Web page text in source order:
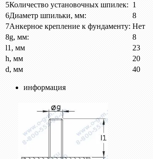
5Количество установочных шпилек: 1
6Диаметр шпильки, мм:
8
7Анкерное крепление к фундаменту: Нет
8g, мм:
8
l1, мм
23
h, мм
20
d, мм
40
информация